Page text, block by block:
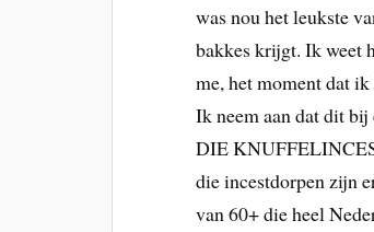
was nou het leukste
bakkes krijgt. Ik weet
me, het moment dat
Ik neem aan dat dit
DIE
die incestdorpen zijn
van 60+ die heel